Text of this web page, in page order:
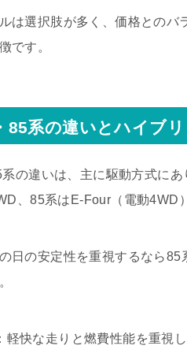
は選択肢が多く、価格とのバ
です。
85系の違いとハイブ
の違いは、主に駆動方式にあ
、85系はE-Four（電動4WD
日の安定性を重視するなら
軽快な走りと燃費性能を重視